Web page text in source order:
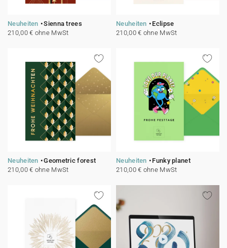
Neuheiten
Sienna trees
210,00 € ohne MwSt
Neuheiten
Eclipse
210,00 € ohne MwSt
Neuheiten
Geometric forest
210,00 € ohne MwSt
Neuheiten
Funky planet
210,00 € ohne MwSt